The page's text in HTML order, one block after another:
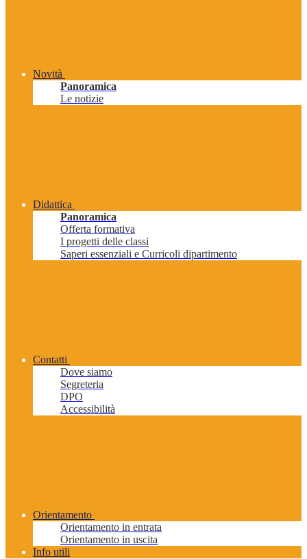
Novità
Panoramica
Le notizie
Didattica
Panoramica
Offerta formativa
I progetti delle classi
Saperi essenziali e Curricoli dipartimento
Contatti
Dove siamo
Segreteria
DPO
Accessibilità
Orientamento
Orientamento in entrata
Orientamento in uscita
Info utili